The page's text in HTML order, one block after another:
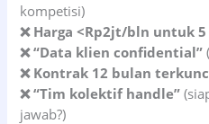
kompetisi)
❌ Harga <Rp2jt/bln untuk
❌ “Data klien confidential”
❌ Kontrak 12 bulan
❌ “Tim kolektif handle”
jawab?)